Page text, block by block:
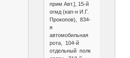
прим Авт.], 15-й
огмд (кап-н И.Г.
Прокопов), 834-
я
автомобильная
рота, 104-й
отдельный полк